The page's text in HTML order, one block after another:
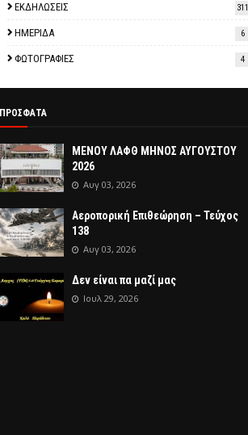
ΕΚΔΗΛΩΣΕΙΣ 311
ΗΜΕΡΙΔΑ 6
ΦΩΤΟΓΡΑΦΙΕΣ 4
ΠΡΟΣΦΑΤΑ
ΜΕΝΟΥ ΛΑΦΘ ΜΗΝΟΣ ΑΥΓΟΥΣΤΟΥ
2026
Αυγ 03, 2026
Αεροπορική Επιθεώρηση – Τεύχος
138
Αυγ 03, 2026
Δεν είναι πα μαζί μας
Ιουλ 29, 2026